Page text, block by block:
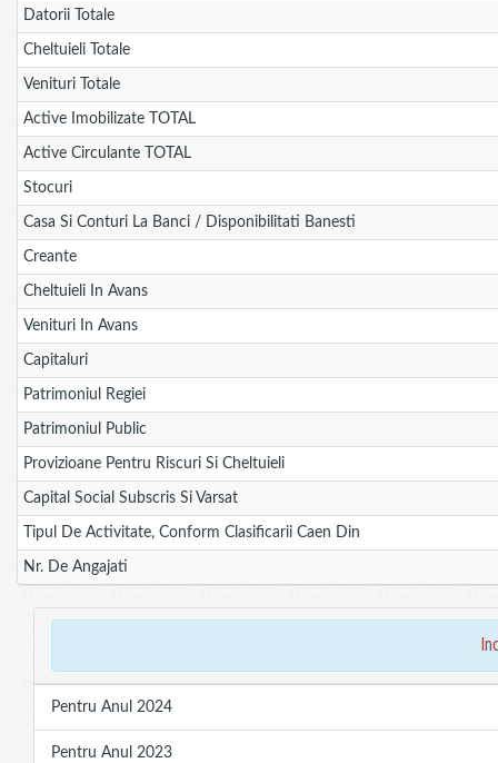
Datorii Totale
Cheltuieli Totale
Venituri Totale
Active Imobilizate TOTAL
Active Circulante TOTAL
Stocuri
Casa Si Conturi La Banci / Disponibilitati Banesti
Creante
Cheltuieli In Avans
Venituri In Avans
Capitaluri
Patrimoniul Regiei
Patrimoniul Public
Provizioane Pentru Riscuri Si Cheltuieli
Capital Social Subscris Si Varsat
Tipul De Activitate, Conform Clasificarii Caen Din
Nr. De Angajati
Pentru Anul 2024
Pentru Anul 2023